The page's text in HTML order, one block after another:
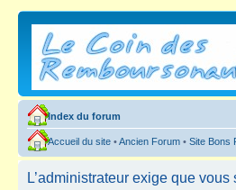
Index du forum
Accueil du site •Ancien Forum • Site Bons
L’administrateur exige que